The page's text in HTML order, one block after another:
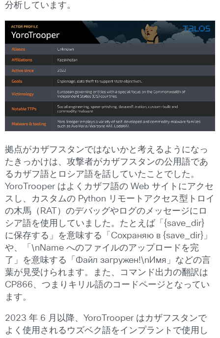
分析しています。
拠点がカザフスタンではないかと考えるようになっ
たきっかけは、攻撃者がカザフスタンの公用語であ
るカザフ語とロシア語を話していたことでした。
YoroTrooper はよくカザフ語の Web サイトにアクセ
スし、カスタムの Python リモートアクセス型トロイ
の木馬（RAT）のデバッグやログのメッセージにロ
シア語を使用していました。たとえば「{save_dir}
に保存する」を意味する「Сохраняю в {save_dir}」
や、「\nName へのファイルのアップロードを完
了」を意味する「Файл загружен!\nИмя」などの言
葉が見受けられます。また、コマンド出力の翻訳は
CP866、つまりキリル語のコードページとなってい
ます。
2023 年 6 月以降、YoroTrooper はカザフスタンで
よく使用されるウズベク語をインプラントで使用し